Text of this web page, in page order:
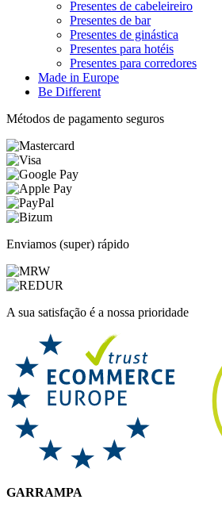
Presentes de cabeleireiro
Presentes de bar
Presentes de ginástica
Presentes para hotéis
Presentes para corredores
Made in Europe
Be Different
Métodos de pagamento seguros
Enviamos (super) rápido
A sua satisfação é a nossa prioridade
GARRAMPA